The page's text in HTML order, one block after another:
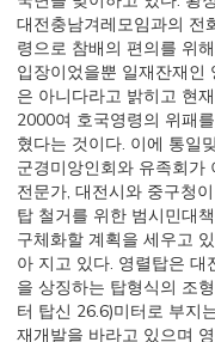
대전충남겨레모임과의 전
령으로 참배의 편의를 위
입장이었을뿐 일재잔재인
은 아니다라고 밝히고 현
2000여 호국영령의 위패
혔다는 것이다. 이에 통일
군경미앙인회와 유족회가
전문가, 대전시와 중구청
탑 철거를 위한 범시민대
구체화할 계획을 세우고
아 지고 있다. 영렬탑은
을 상징하는 탑형식의 조
터 탑신 26.6)미터로 부지
재개발을 바라고 있으며